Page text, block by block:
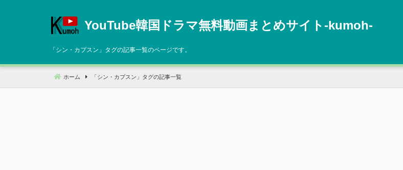
へ
動
YouTube韓国ドラマ無料動画まとめサイト‐kumoh‐
「 シン・カプスン 」タグの記事一覧のページです。
ホーム 「 シン・カプスン 」タグの記事一覧